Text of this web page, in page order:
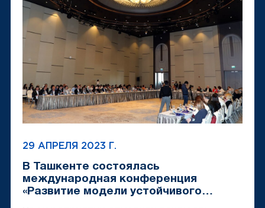
29 АПРЕЛЯ 2023 Г.
В Ташкенте состоялась
международная конференция
«Развитие модели устойчивого